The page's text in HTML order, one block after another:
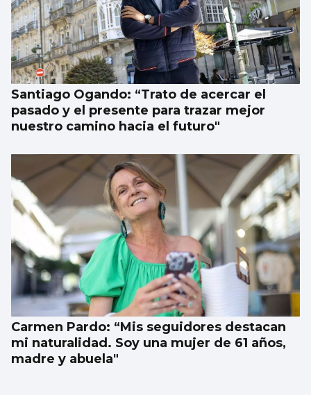
Santiago Ogando: “Trato de acercar el
pasado y el presente para trazar mejor
nuestro camino hacia el futuro"
Carmen Pardo: “Mis seguidores destacan
mi naturalidad. Soy una mujer de 61 años,
madre y abuela"